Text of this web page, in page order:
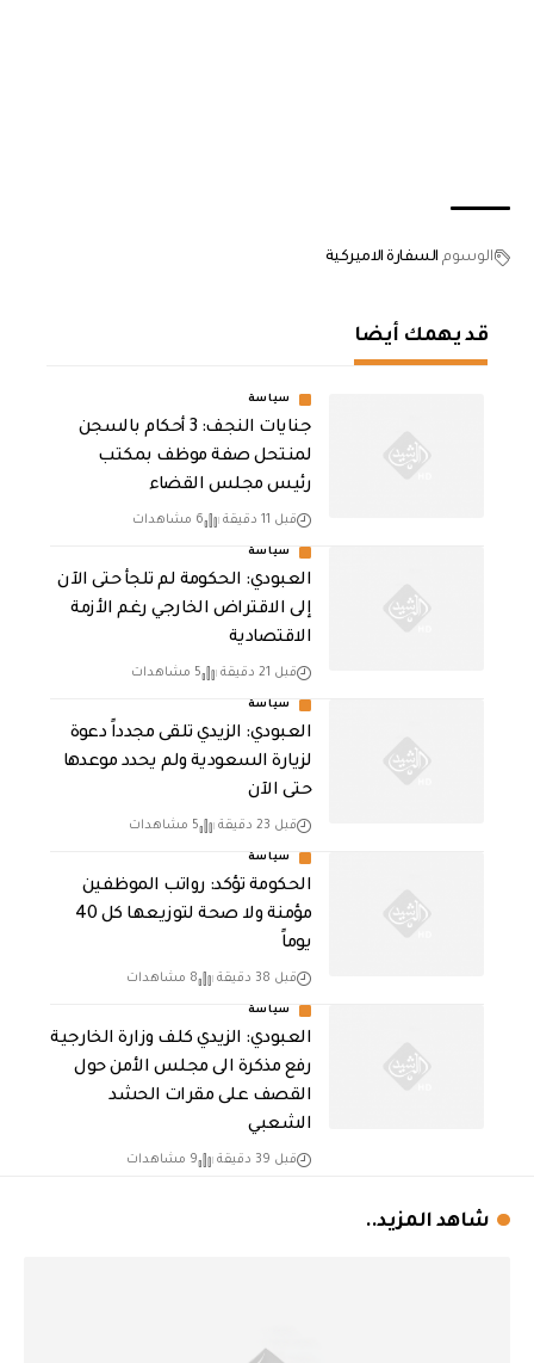
الوسوم السفارة الاميركية
قد يهمك أيضا
سياسة
جنايات النجف: 3 أحكام بالسجن
لمنتحل صفة موظف بمكتب
رئيس مجلس القضاء
قبل 11 دقيقة 6 مشاهدات
سياسة
العبودي: الحكومة لم تلجأ حتى الآن
إلى الاقتراض الخارجي رغم الأزمة
الاقتصادية
قبل 21 دقيقة 5 مشاهدات
سياسة
العبودي: الزيدي تلقى مجدداً دعوة
لزيارة السعودية ولم يحدد موعدها
حتى الآن
قبل 23 دقيقة 5 مشاهدات
سياسة
الحكومة تؤكد: رواتب الموظفين
مؤمنة ولا صحة لتوزيعها كل 40
يوماً
قبل 38 دقيقة 8 مشاهدات
سياسة
العبودي: الزيدي كلف وزارة الخارجية
رفع مذكرة الى مجلس الأمن حول
القصف على مقرات الحشد
الشعبي
قبل 39 دقيقة 9 مشاهدات
شاهد المزيد..